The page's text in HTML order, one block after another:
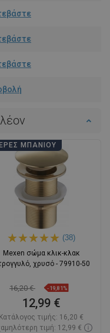
ΜΠΆΝΙΟΥ
(38)
Mexen σώμα κλικ-κλακ
χρυσό - 79910-50
16,20 € -19,81%
12,99 €
Κατάλογος τιμής: 16,20 €
τιμή: 12,99 €